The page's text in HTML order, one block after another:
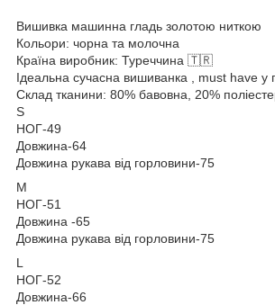
Вишивка машинна гладь золотою ниткою
Кольори: чорна та молочна
Країна виробник: Туреччина 🇹🇷
Ідеальна сучасна вишиванка , must have у
Склад тканини: 80% бавовна, 20%
S
НОГ-49
Довжина-64
Довжина рукава від горловини-75
М
НОГ-51
Довжина -65
Довжина рукава від горловини-75
L
НОГ-52
Довжина-66